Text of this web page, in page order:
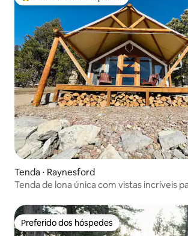
Entre os melhores preferidos dos hóspedes
Tenda ⋅ Raynesford
Tenda de lona única com vistas incríveis
Preferido dos hóspedes
Preferido dos hóspedes